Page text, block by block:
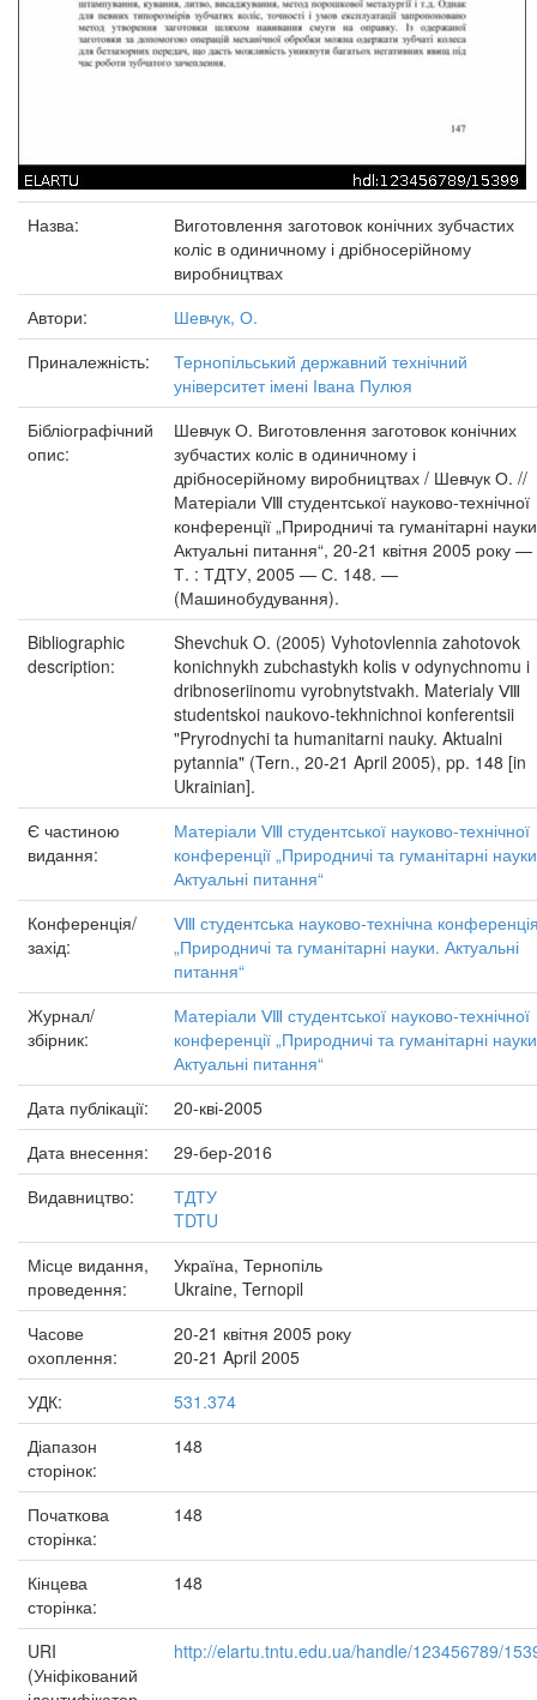
Назва:
Виготовлення заготовок конічних зубчастих
коліс в одиничному і дрібносерійному
виробництвах
Автори:
Шевчук, О.
Приналежність:
Тернопільський державний технічний
університет імені Івана Пулюя
Бібліографічний
опис:
Шевчук О. Виготовлення заготовок конічних
зубчастих коліс в одиничному і
дрібносерійному виробництвах / Шевчук О. //
Матеріали Ⅷ студентської науково-технічної
конференції „Природничі та гуманітарні
Актуальні питання“, 20-21 квітня 2005 року —
Т. : ТДТУ, 2005 — С. 148. —
(Машинобудування).
Bibliographic
description:
Shevchuk O. (2005) Vyhotovlennia zahotovok
konichnykh zubchastykh kolis v odynychnomu i
dribnoseriinomu vyrobnytstvakh. Materialy Ⅷ
studentskoi naukovo-tekhnichnoi konferentsii
"Pryrodnychi ta humanitarni nauky. Aktualni
pytannia" (Tern., 20-21 April 2005), pp. 148 [in
Ukrainian].
Є частиною
видання:
Матеріали Ⅷ студентської науково-технічної
конференції „Природничі та гуманітарні
Актуальні питання“
Конференція/
захід:
Ⅷ студентська науково-технічна
„Природничі та гуманітарні науки. Актуальні
питання“
Журнал/
збірник:
Матеріали Ⅷ студентської науково-технічної
конференції „Природничі та гуманітарні
Актуальні питання“
Дата публікації:
20-кві-2005
Дата внесення:
29-бер-2016
Видавництво:
ТДТУ
TDTU
Місце видання,
проведення:
Україна, Тернопіль
Ukraine, Ternopil
Часове
охоплення:
20-21 квітня 2005 року
20-21 April 2005
УДК:
531.374
Діапазон
сторінок:
148
Початкова
сторінка:
148
Кінцева
сторінка:
148
URI
(Уніфікований
http://elartu.tntu.edu.ua/handle/123456789/